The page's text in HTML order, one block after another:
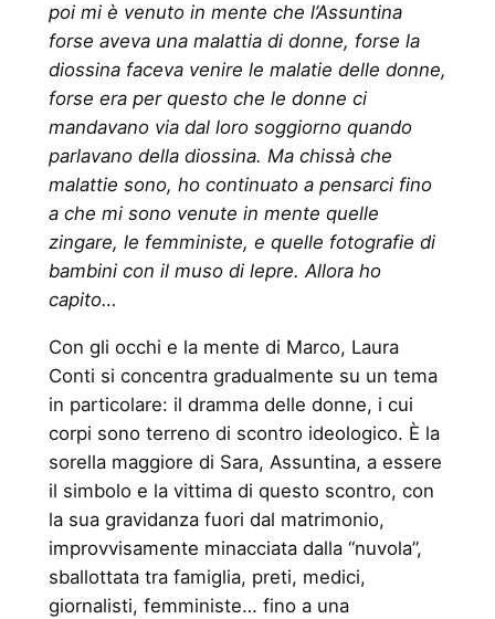
poi mi è venuto in mente che l’Assuntina
forse aveva una malattia di donne, forse la
diossina faceva venire le malatie delle donne,
forse era per questo che le donne ci
mandavano via dal loro soggiorno quando
parlavano della diossina. Ma chissà che
malattie sono, ho continuato a pensarci fino
a che mi sono venute in mente quelle
zingare, le femministe, e quelle fotografie di
bambini con il muso di lepre. Allora ho
capito…
Con gli occhi e la mente di Marco, Laura
Conti si concentra gradualmente su un tema
in particolare: il dramma delle donne, i cui
corpi sono terreno di scontro ideologico. È la
sorella maggiore di Sara, Assuntina, a essere
il simbolo e la vittima di questo scontro, con
la sua gravidanza fuori dal matrimonio,
improvvisamente minacciata dalla “nuvola”,
sballottata tra famiglia, preti, medici,
giornalisti, femministe… fino a una